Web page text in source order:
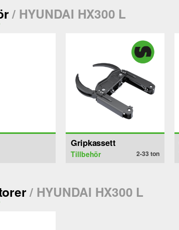
/ HYUNDAI HX300 L
Gripkassett
Tillbehör 2-33ton
/ HYUNDAI HX300 L